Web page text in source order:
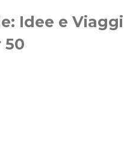
Idee e Viaggi
50